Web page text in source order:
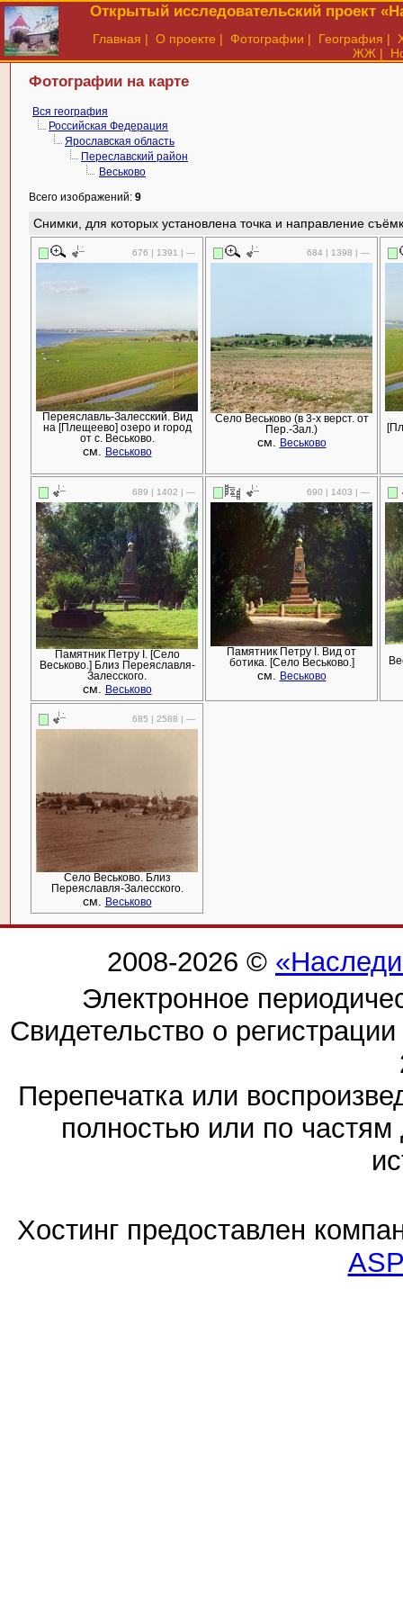
Открытый исследовательский проект
Главная | О проекте | Фотографии | География |
ЖЖ |
Фотографии на карте
Вся география
Российская Федерация
Ярославская область
Переславский район
Веськово
Всего изображений: 9
Снимки, для которых установлена точка и направление
676 | 1391 | —
Переяславль-Залесский. Вид
на [Плещеево] озеро и город
от с. Веськово.
см. Веськово
684 | 1398 | —
Село Веськово (в 3-х верст. от
Пер.-Зал.)
см. Веськово
689 | 1402 | —
Памятник Петру I. [Село
Веськово.] Близ Переяславля-
Залесского.
см. Веськово
690 | 1403 | —
Памятник Петру I. Вид от
ботика. [Село Веськово.]
см. Веськово
685 | 2588 | —
Село Веськово. Близ
Переяславля-Залесского.
см. Веськово
2008-2026 ©
Электронное
Свидетельство о
Перепечатка или
полностью или по частям
Хостинг предоставлен